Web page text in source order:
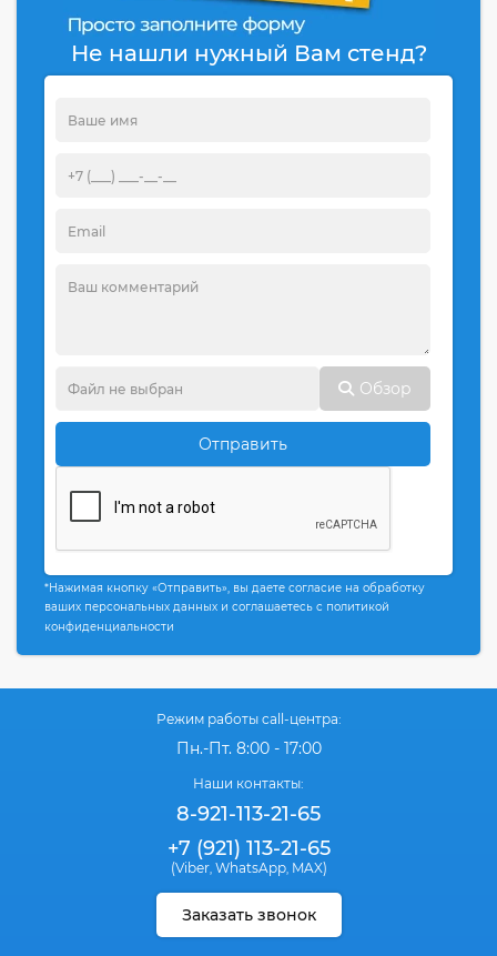
Не нашли нужный Вам стенд?
Обзор
Отправить
*Нажимая кнопку «Отправить», вы даете согласие на обработку
ваших персональных данных и соглашаетесь с политикой
конфиденциальности
Режим работы call-центра:
Пн.-Пт. 8:00 - 17:00
Наши контакты:
8-921-113-21-65
+7 (921) 113-21-65
(Viber, WhatsApp, MAX)
Заказать звонок